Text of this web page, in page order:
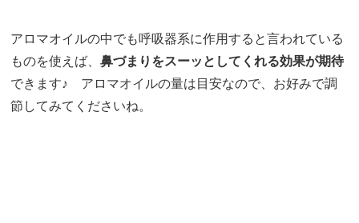
アロマオイルの中でも呼吸器系に作用すると言われている
ものを使えば、鼻づまりをスーッとしてくれる効果が期待
できます♪ アロマオイルの量は目安なので、お好みで調
節してみてくださいね。